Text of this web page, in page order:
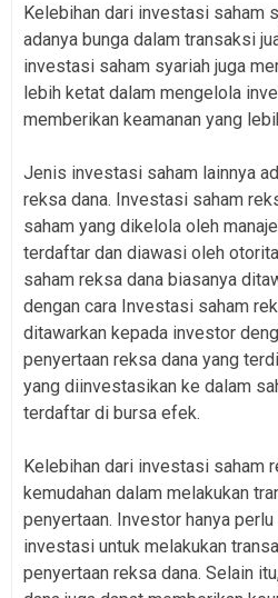
Kelebihan dari investasi saham
adanya bunga dalam transaksi
investasi saham syariah juga
lebih ketat dalam mengelola
memberikan keamanan yang
Jenis investasi saham lainnya
reksa dana. Investasi saham
saham yang dikelola oleh
terdaftar dan diawasi oleh
saham reksa dana biasanya
dengan cara Investasi saham
ditawarkan kepada investor
penyertaan reksa dana yang
yang diinvestasikan ke dalam
terdaftar di bursa efek.
Kelebihan dari investasi saham
kemudahan dalam melakukan
penyertaan. Investor hanya
investasi untuk melakukan
penyertaan reksa dana. Selain